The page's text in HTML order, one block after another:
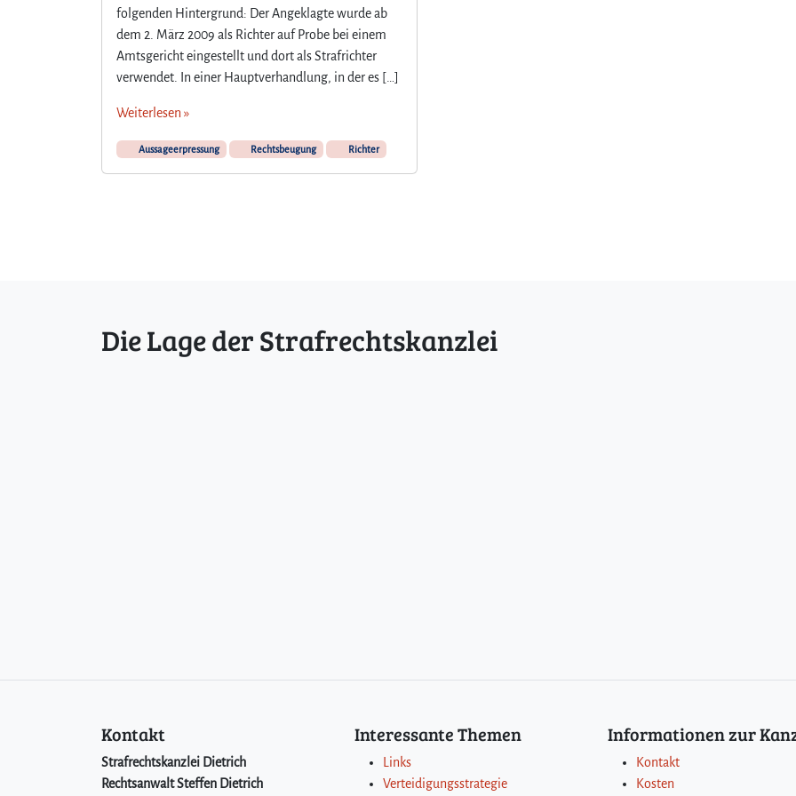
folgenden Hintergrund: Der Angeklagte wurde ab
dem 2. März 2009 als Richter auf Probe bei einem
Amtsgericht eingestellt und dort als Strafrichter
verwendet. In einer Hauptverhandlung, in der es […]
Weiterlesen »
Aussageerpressung Rechtsbeugung Richter
Die Lage der Strafrechtskanzlei
Kontakt
Strafrechtskanzlei Dietrich
Rechtsanwalt Steffen Dietrich
Interessante Themen
Links
Verteidigungsstrategie
Informationen zur
Kontakt
Kosten